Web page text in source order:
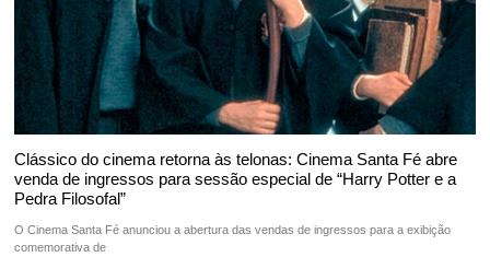
Clássico do cinema retorna às telonas: Cinema Santa Fé abre
venda de ingressos para sessão especial de “Harry Potter e a
Pedra Filosofal”
O Cinema Santa Fé anunciou a abertura das vendas de ingressos para a exibição
comemorativa de